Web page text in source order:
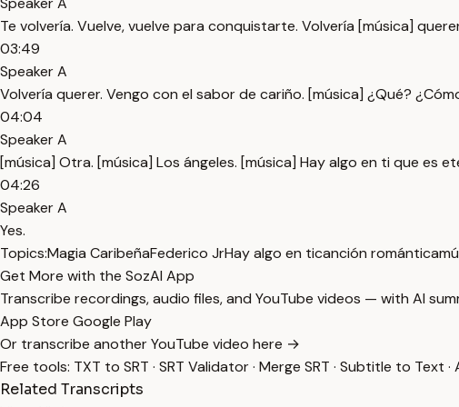
Te volvería. Vuelve, vuelve para conquistarte. Volvería [música]
03:49
Speaker A
Volvería querer. Vengo con el sabor de cariño. [música] ¿Qué?
04:04
Speaker A
[música] Otra. [música] Los ángeles. [música] Hay algo en ti que es
04:26
Speaker A
Yes.
Topics:Magia CaribeñaFederico JrHay algo en ticanción romántica
Get More with the SozAI App
Transcribe recordings, audio files, and YouTube videos — with AI
App Store Google Play
Or transcribe another YouTube video here →
Free tools: TXT to SRT · SRT Validator· Merge SRT · Subtitle to Text ·
Related Transcripts